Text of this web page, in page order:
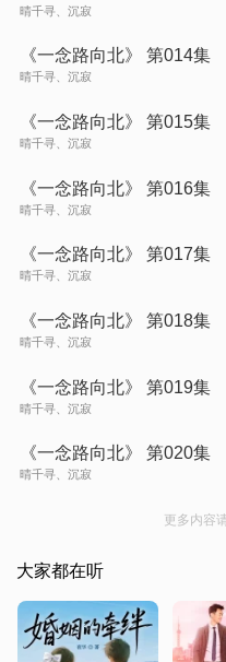
晴千寻、沉寂
《一念路向北》 第014集
晴千寻、沉寂
《一念路向北》 第015集
晴千寻、沉寂
《一念路向北》 第016集
晴千寻、沉寂
《一念路向北》 第017集
晴千寻、沉寂
《一念路向北》 第018集
晴千寻、沉寂
《一念路向北》 第019集
晴千寻、沉寂
《一念路向北》 第020集
晴千寻、沉寂
更多内容
大家都在听